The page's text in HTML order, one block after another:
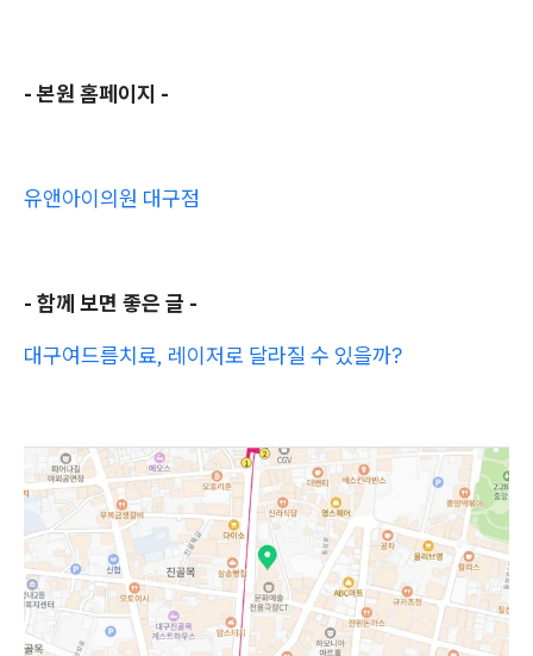
- 본원 홈페이지 -
유앤아이의원 대구점
- 함께 보면 좋은 글 -
대구여드름치료, 레이저로 달라질 수 있을까?